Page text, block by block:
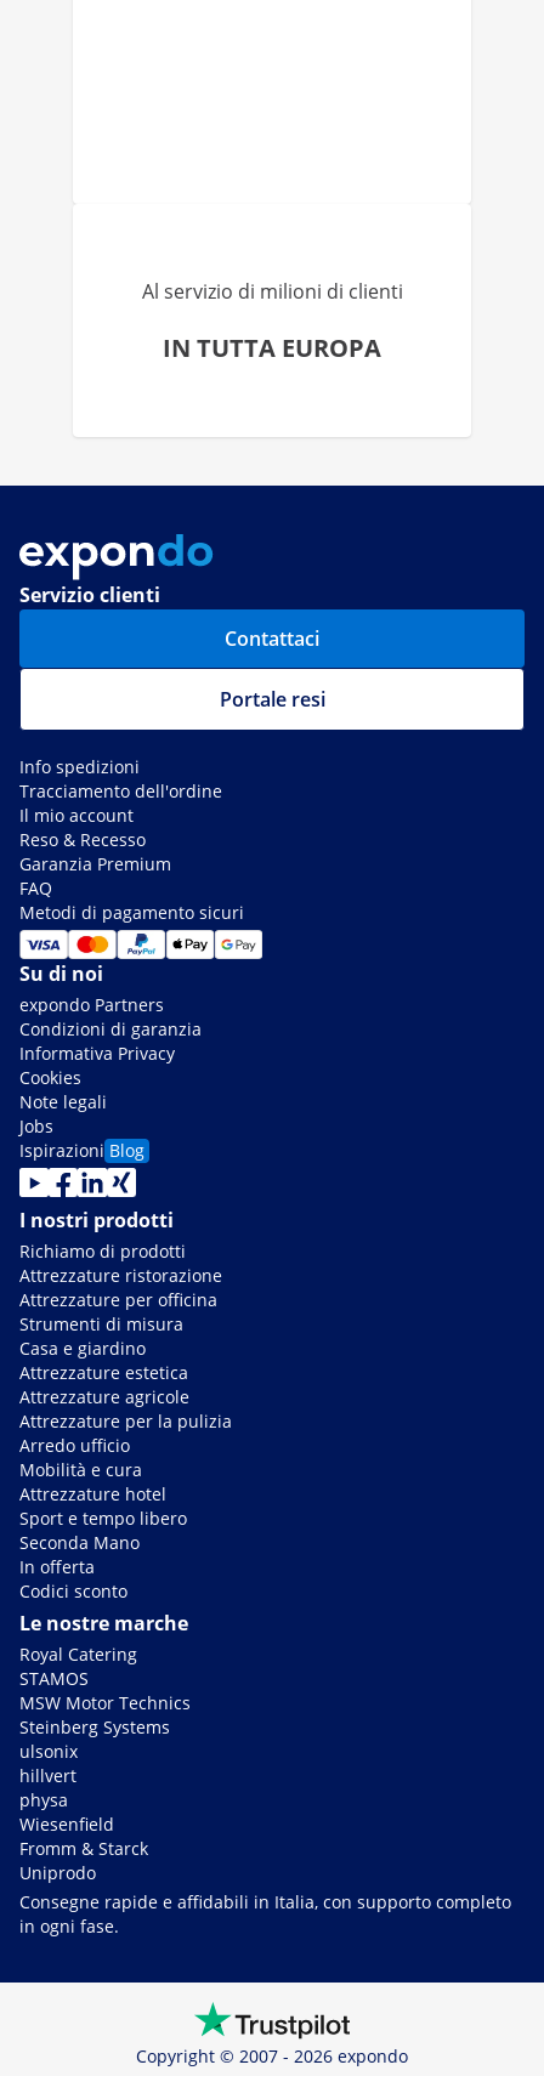
Al servizio di milioni di clienti
IN TUTTA EUROPA
Servizio clienti
Contattaci
Portale resi
Info spedizioni
Tracciamento dell'ordine
Il mio account
Reso & Recesso
Garanzia Premium
FAQ
Metodi di pagamento sicuri
Su di noi
expondo Partners
Condizioni di garanzia
Informativa Privacy
Cookies
Note legali
Jobs
Ispirazioni Blog
I nostri prodotti
Richiamo di prodotti
Attrezzature ristorazione
Attrezzature per officina
Strumenti di misura
Casa e giardino
Attrezzature estetica
Attrezzature agricole
Attrezzature per la pulizia
Arredo ufficio
Mobilità e cura
Attrezzature hotel
Sport e tempo libero
Seconda Mano
In offerta
Codici sconto
Le nostre marche
Royal Catering
STAMOS
MSW Motor Technics
Steinberg Systems
ulsonix
hillvert
physa
Wiesenfield
Fromm & Starck
Uniprodo
Consegne rapide e affidabili in Italia, con supporto completo
in ogni fase.
Copyright © 2007 - 2026 expondo